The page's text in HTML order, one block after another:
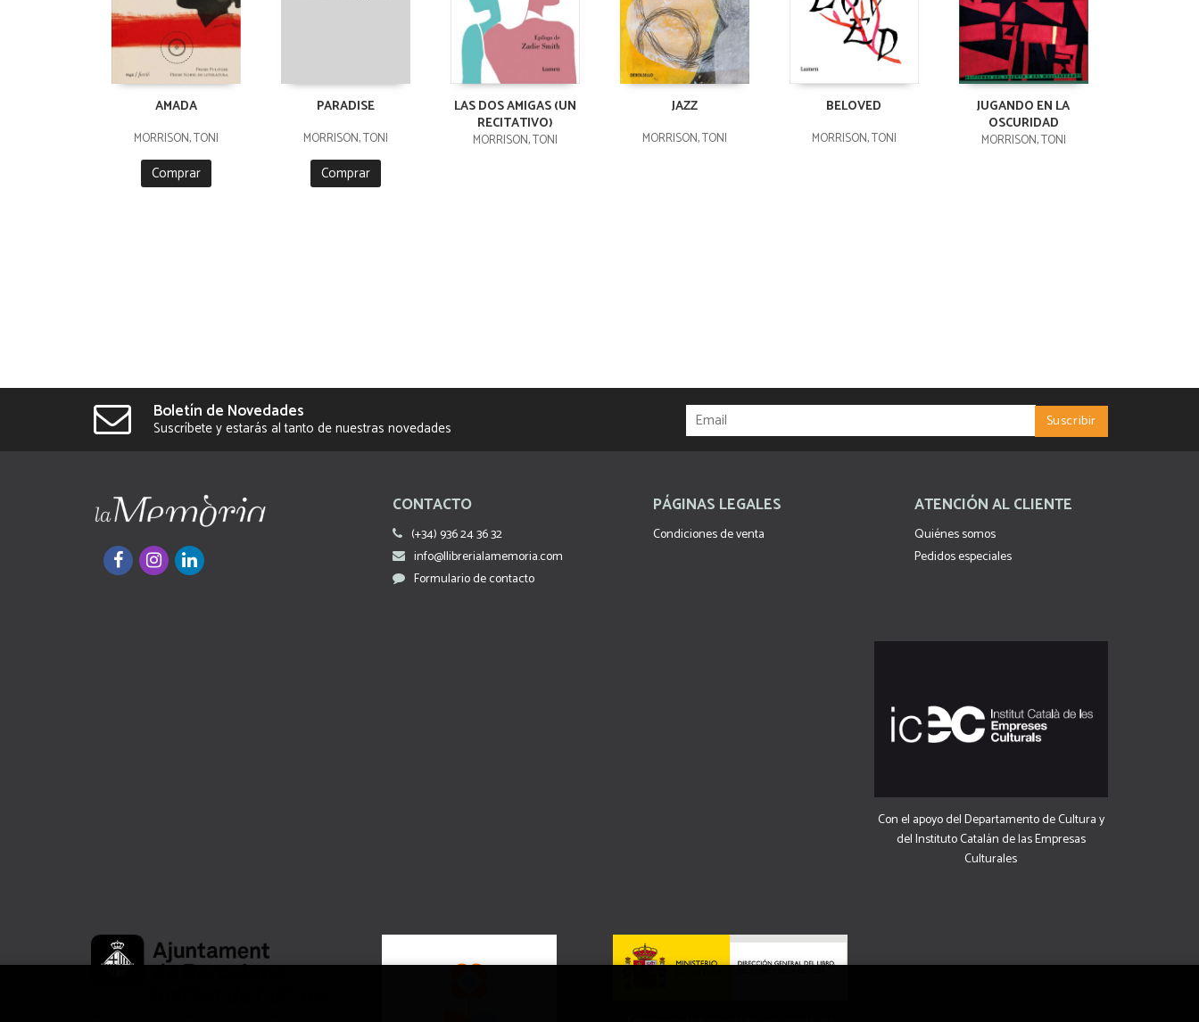
AMADA
MORRISON, TONI
Comprar
PARADISE
MORRISON, TONI
Comprar
LAS DOS AMIGAS (UN
RECITATIVO)
MORRISON, TONI
JAZZ
MORRISON, TONI
BELOVED
MORRISON, TONI
JUGANDO EN LA
OSCURIDAD
MORRISON, TONI
Boletín de Novedades
Suscríbete y estarás al tanto de nuestras novedades
CONTACTO
(+34) 936 24 36 32
info@llibrerialamemoria.com
Formulario de contacto
PÁGINAS LEGALES
Condiciones de venta
ATENCIÓN AL CLIENTE
Quiénes somos
Pedidos especiales
Con el apoyo del Departamento de Cultura y
del Instituto Catalán de las Empresas
Culturales